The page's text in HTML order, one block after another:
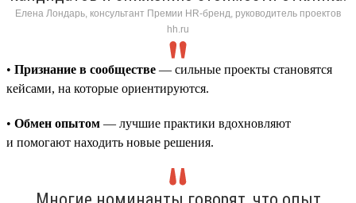
Елена Лондарь, консультант Премии HR-бренд, руководитель проектов
hh.ru
• Признание в сообществе — сильные проекты становятся
кейсами, на которые ориентируются.
• Обмен опытом — лучшие практики вдохновляют
и помогают находить новые решения.